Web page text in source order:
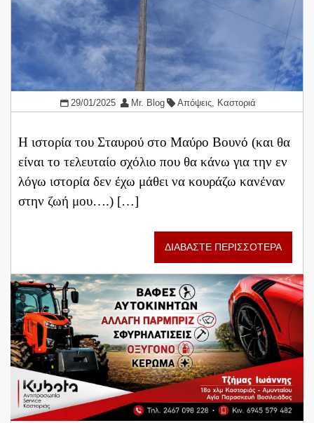
29/01/2025 Mr. Blog Απόψεις, Καστοριά
Η ιστορία του Σταυρού στο Μαύρο Βουνό (και θα
είναι το τελευταίο σχόλιο που θα κάνω για την εν
λόγω ιστορία δεν έχω μάθει να κουράζω κανέναν
στην ζωή μου….) […]
ΔΙΑΒΑΣΤΕ ΠΕΡΙΣΣΟΤΕΡΑ